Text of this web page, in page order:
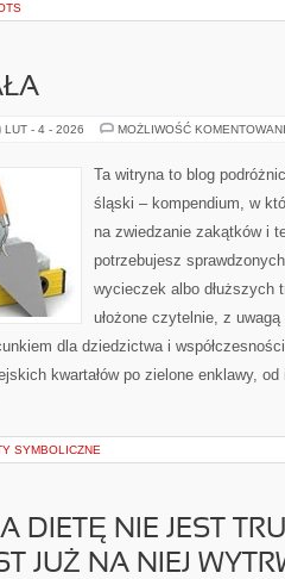
LUT - 4 - 2026 MOŻLIWOŚĆ
Ta witryna to blog
śląski – kompendium, w
na zwiedzanie zakątków i
potrzebujesz
wycieczek albo dłuższych
ułożone czytelnie, z
dla dziedzictwa i
kwartałów po zielone enklawy,
SYMBOLICZNE
DIETĘ NIE JEST
JUŻ NA NIEJ